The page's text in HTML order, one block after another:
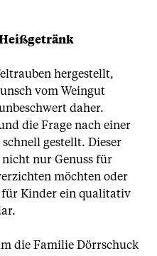
Heißgetränk
hergestellt,
vom Weingut
daher.
die Frage nach einer
gestellt. Dieser
nur Genuss für
möchten oder
für Kinder ein qualitativ
die Familie Dörrschuck